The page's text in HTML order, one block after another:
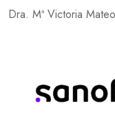
Dra. Mª Victoria